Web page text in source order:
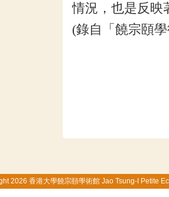
情況，也是反映
(錄自「饒宗頤
2026 香港大學饒宗頤學術館 Jao Tsung-I Petite